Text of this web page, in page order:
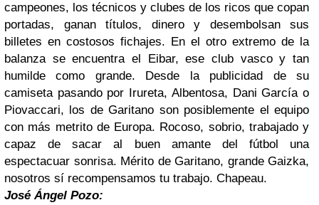
campeones, los técnicos y clubes de los ricos que copan
portadas, ganan títulos, dinero y desembolsan sus
billetes en costosos fichajes. En el otro extremo de la
balanza se encuentra el Eibar, ese club vasco y tan
humilde como grande. Desde la publicidad de su
camiseta pasando por Irureta, Albentosa, Dani García o
Piovaccari, los de Garitano son posiblemente el equipo
con más metrito de Europa. Rocoso, sobrio, trabajado y
capaz de sacar al buen amante del fútbol una
espectacuar sonrisa. Mérito de Garitano, grande Gaizka,
nosotros sí recompensamos tu trabajo. Chapeau.
José Ángel Pozo: